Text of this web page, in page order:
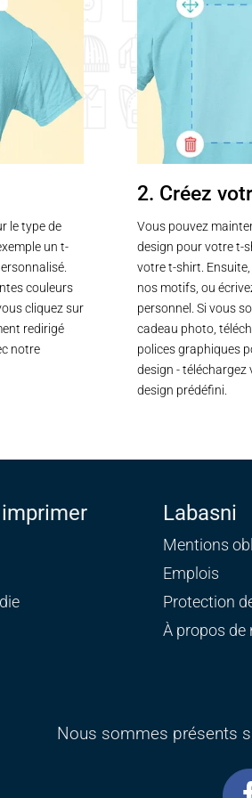
options
peuvent
être
choisies
sur
la
page
produit
le type de
un t-
couleurs
cliquez sur
redirigé
notre
2. Créez
Vous pouvez
design pour votre t-
votre t-shirt.
nos motifs, ou
personnel. Si vous
cadeau photo,
polices graphiques
design -
design prédéfini.
Labasni
Mentions
Emplois
Protection
À propos de
Nous sommes présents